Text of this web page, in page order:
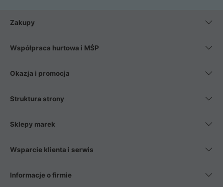
Zakupy
Współpraca hurtowa i MŚP
Okazja i promocja
Struktura strony
Sklepy marek
Wsparcie klienta i serwis
Informacje o firmie